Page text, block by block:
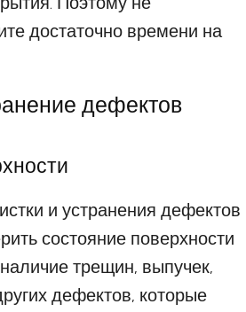
достаточно времени на
дефектов
и устранения дефектов
состояние поверхности
трещин, выпучек,
дефектов, которые